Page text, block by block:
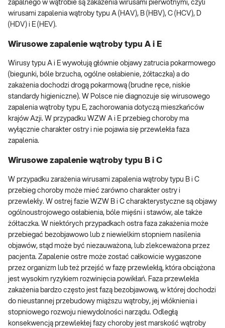
zapalnego w wątrobie są zakażenia wirusami pierwotnymi, czyli
wirusami zapalenia wątroby typu A (HAV), B (HBV), C (HCV), D
(HDV) i E (HEV).
Wirusowe zapalenie wątroby typu A i E
Wirusy typu A i E wywołują głównie objawy zatrucia pokarmowego
(biegunki, bóle brzucha, ogólne osłabienie, żółtaczka) a do
zakażenia dochodzi drogą pokarmową (brudne ręce, niskie
standardy higieniczne). W Polsce nie diagnozuje się wirusowego
zapalenia wątroby typu E, zachorowania dotyczą mieszkańców
krajów Azji. W przypadku WZW A i E przebieg choroby ma
wyłącznie charakter ostry i nie pojawia się przewlekła faza
zapalenia.
Wirusowe zapalenie wątroby typu B i C
W przypadku zarażenia wirusami zapalenia wątroby typu B i C
przebieg choroby może mieć zarówno charakter ostry i
przewlekły. W ostrej fazie WZW B i C charakterystyczne są objawy
ogólnoustrojowego osłabienia, bóle mięśni i stawów, ale także
żółtaczka. W niektórych przypadkach ostra faza zakażenia może
przebiegać bezobjawowo lub z niewielkim stopniem nasilenia
objawów, stąd może być niezauważona, lub zlekceważona przez
pacjenta. Zapalenie ostre może zostać całkowicie wygaszone
przez organizm lub też przejść w fazę przewlekłą, która obciążona
jest wysokim ryzykiem rozwinięcia powikłań. Faza przewlekła
zakażenia bardzo często jest fazą bezobjawową, w której dochodzi
do nieustannej przebudowy miąższu wątroby, jej włóknienia i
stopniowego rozwoju niewydolności narządu. Odległą
konsekwencją przewlekłej fazy choroby jest marskość wątroby